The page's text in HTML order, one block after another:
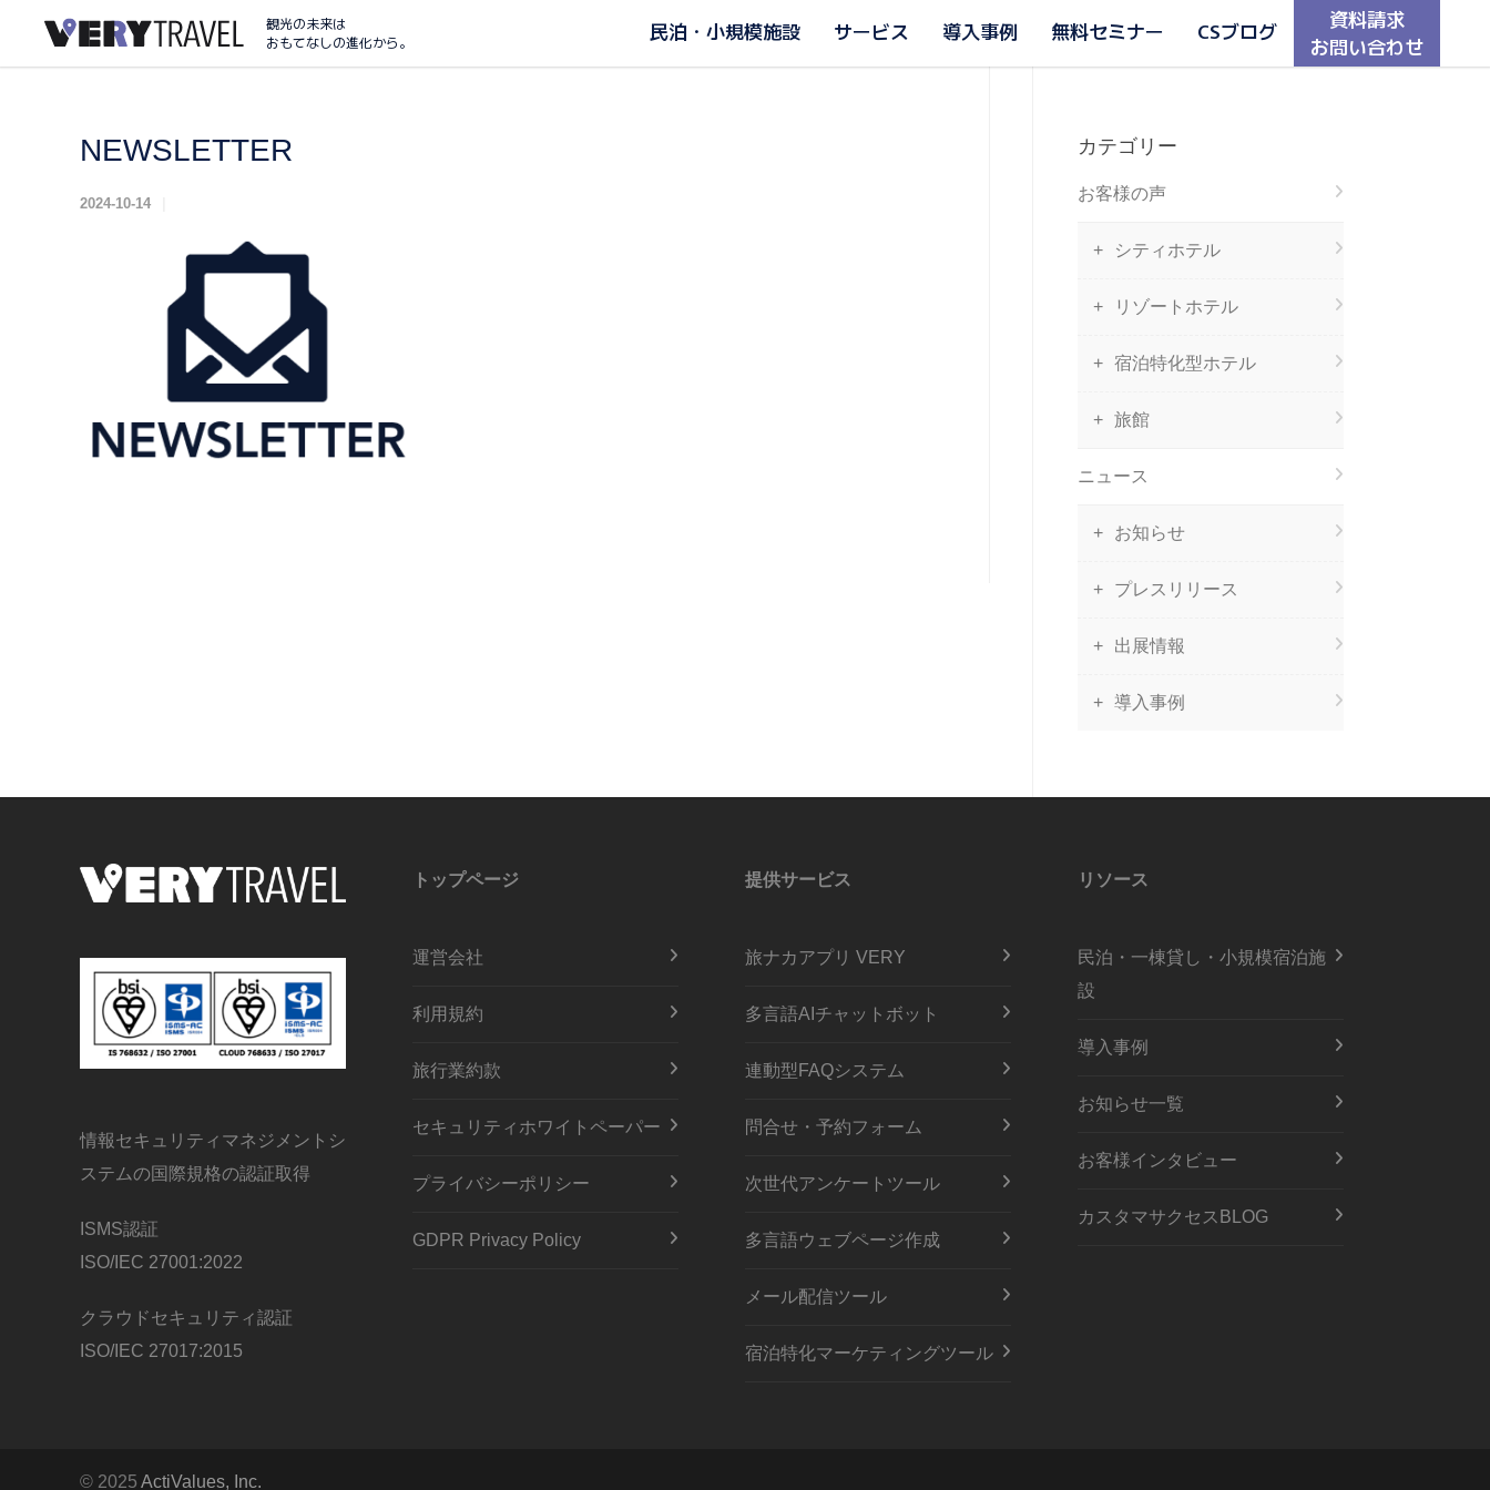
観光の未来は
おもてなしの進化から。
民泊・小規模施設 サービス 導入事例 無料セミナー CSブログ
資料請求
お問い合わせ
NEWSLETTER
2024-10-14
カテゴリー
お客様の声
シティホテル
リゾートホテル
宿泊特化型ホテル
旅館
ニュース
お知らせ
プレスリリース
出展情報
導入事例
情報セキュリティマネジメントシ
ステムの国際規格の認証取得
ISMS認証
ISO/IEC 27001:2022
クラウドセキュリティ認証
ISO/IEC 27017:2015
トップページ
運営会社
利用規約
旅行業約款
セキュリティホワイトペーパー
プライバシーポリシー
GDPR Privacy Policy
提供サービス
旅ナカアプリ VERY
多言語AIチャットボット
連動型FAQシステム
問合せ・予約フォーム
次世代アンケートツール
多言語ウェブページ作成
メール配信ツール
宿泊特化マーケティングツール
リソース
民泊・一棟貸し・小規模宿泊施
設
導入事例
お知らせ一覧
お客様インタビュー
カスタマサクセスBLOG
© 2025 ActiValues, Inc.